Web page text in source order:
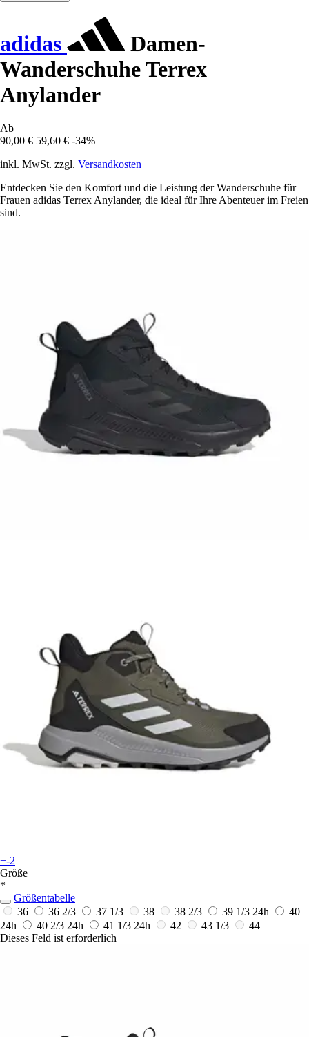
adidas
Damen-
Wanderschuhe Terrex
Anylander
Ab
90,00 € 59,60 € -34%
inkl. MwSt. zzgl. Versandkosten
Entdecken Sie den Komfort und die Leistung der Wanderschuhe für
Frauen adidas Terrex Anylander, die ideal für Ihre Abenteuer im Freien
sind.
+-2
Größe
*
Größentabelle
36
36 2/3 37 1/3 38 38 2/3 39 1/3 24h
40
24h
40 2/3 24h 41 1/3 24h 42 43 1/3
44
Dieses Feld ist erforderlich